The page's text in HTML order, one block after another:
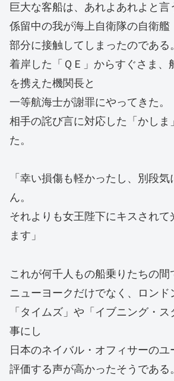
巨大な客船は、あれよあれよと言
係留中の我が海上自衛隊の自衛艦
部分に接触してしまったのである。
着岸した「ＱＥ」からすぐさま、
を携えた機関長と
一等航海士が謝罪にやってきた。
相手の詫び言に対応した「かしま
た。
「幸い損傷も軽かったし、別段
ん。
それよりも女王陛下にキスされて
ます」
これが何千人もの船乗りたちの間
ニューヨークだけでなく、ロンド
「タイムズ」や「イブニング・
事にし
日本のネイバル・オフィサーのユ
評価する声が高かったそうである。